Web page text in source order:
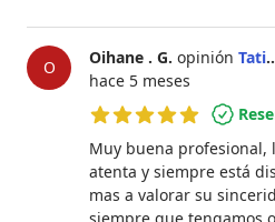
O Oihane . G. opinión Tatiana Pérez Pérez
hace 5 meses
5 de 5 estrellas
Muy buena profesional,
atenta y siempre está
mas a valorar su
siempre que tengamos